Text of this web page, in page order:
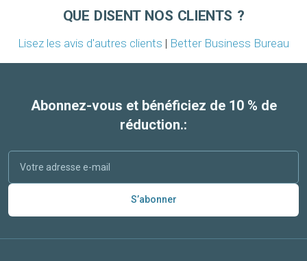
QUE DISENT NOS CLIENTS ?
Lisez les avis d'autres clients | Better Business Bureau
Abonnez-vous et bénéficiez de 10 % de
réduction.:
S’abonner